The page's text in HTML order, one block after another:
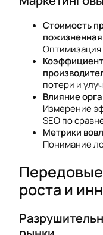
Стоимость
Оптимизация
потери и
Влияние
Измерение
SEO по
Метрики
Понимание
роста и